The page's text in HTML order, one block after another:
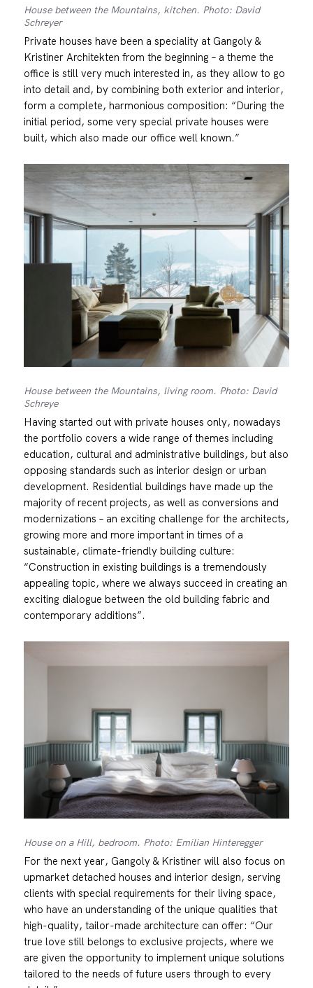
House between the Mountains, kitchen. Photo: David
Schreyer
Private houses have been a speciality at Gangoly &
Kristiner Architekten from the beginning – a theme the
office is still very much interested in, as they allow to go
into detail and, by combining both exterior and interior,
form a complete, harmonious composition: “During the
initial period, some very special private houses were
built, which also made our office well known.”
House between the Mountains, living room. Photo: David
Schreye
Having started out with private houses only, nowadays
the portfolio covers a wide range of themes including
education, cultural and administrative buildings, but also
opposing standards such as interior design or urban
development. Residential buildings have made up the
majority of recent projects, as well as conversions and
modernizations – an exciting challenge for the architects,
growing more and more important in times of a
sustainable, climate-friendly building culture:
“Construction in existing buildings is a tremendously
appealing topic, where we always succeed in creating an
exciting dialogue between the old building fabric and
contemporary additions”.
House on a Hill, bedroom. Photo: Emilian Hinteregger
For the next year, Gangoly & Kristiner will also focus on
upmarket detached houses and interior design, serving
clients with special requirements for their living space,
who have an understanding of the unique qualities that
high-quality, tailor-made architecture can offer: “Our
true love still belongs to exclusive projects, where we
are given the opportunity to implement unique solutions
tailored to the needs of future users through to every